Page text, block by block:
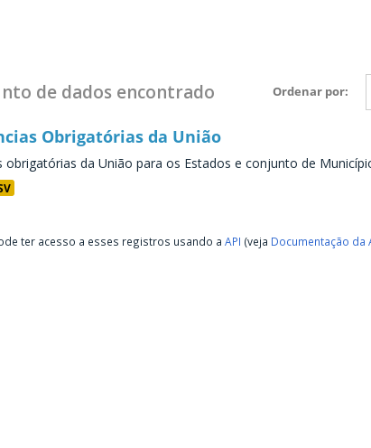
Ordenar por
de dados encontrado
Obrigatórias da União
obrigatórias da União para os Estados e conjunto de
ter acesso a esses registros usando a API (veja Documentação da